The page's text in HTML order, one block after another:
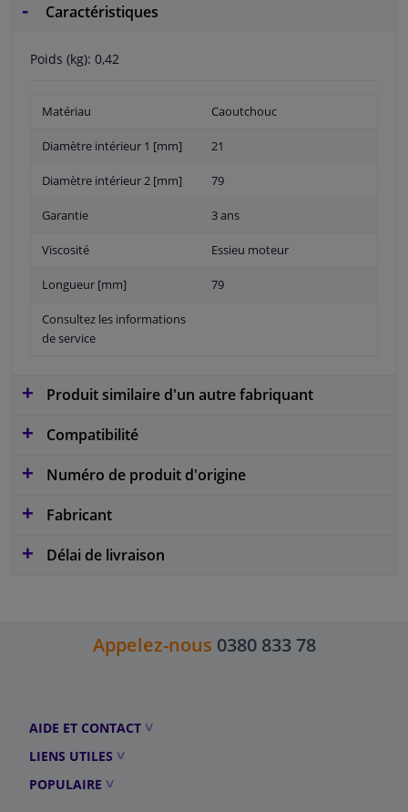
Caractéristiques
Poids (kg): 0,42
Matériau Caoutchouc
Diamètre intérieur 1 [mm] 21
Diamètre intérieur 2 [mm] 79
Garantie 3 ans
Viscosité Essieu moteur
Longueur [mm] 79
Consultez les informations
de service
Produit similaire d'un autre fabriquant
Compatibilité
Numéro de produit d'origine
Fabricant
Délai de livraison
Appelez-nous 0380 833 78
AIDE ET CONTACT
LIENS UTILES
POPULAIRE